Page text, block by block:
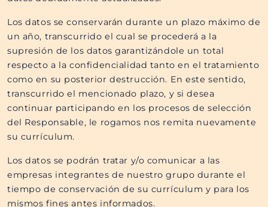
Los datos se conservarán durante un plazo máximo de
un año, transcurrido el cual se procederá a la
supresión de los datos garantizándole un total
respecto a la confidencialidad tanto en el tratamiento
como en su posterior destrucción. En este sentido,
transcurrido el mencionado plazo, y si desea
continuar participando en los procesos de selección
del Responsable, le rogamos nos remita nuevamente
su currículum.
Los datos se podrán tratar y/o comunicar a las
empresas integrantes de nuestro grupo durante el
tiempo de conservación de su currículum y para los
mismos fines antes informados.